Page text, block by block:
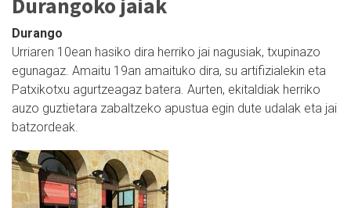
Durango
Urriaren 10ean hasiko dira herriko jai nagusiak, txupinazo
egunagaz. Amaitu 19an amaituko dira, su artifizialekin eta
Patxikotxu agurtzeagaz batera. Aurten, ekitaldiak herriko
auzo guztietara zabaltzeko apustua egin dute udalak eta jai
batzordeak.